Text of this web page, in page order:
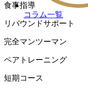
コラム一覧
食事指導
リバウンドサポート
完全マンツーマン
ペアトレーニング
短期コース